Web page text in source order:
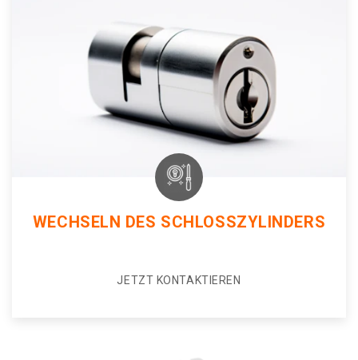
WECHSELN DES SCHLOSSZYLINDERS
JETZT KONTAKTIEREN